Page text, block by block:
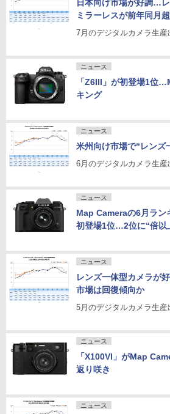
日本向け市場が好調…
ミラーレスが前年同月
7月のデジタルカメラ生産
ニュース
「Z6III」が初登場1位
キング
ニュース
米州向け市場で“レンズ
6月のデジタルカメラ生産
ニュース
Map Cameraの6月ラン
初登場1位…2位に“倍以
ニュース
レンズ一体型カメラが
市場は回復傾向か
5月のデジタルカメラ生産
ニュース
「X100VI」がMap
返り咲き
ニュース